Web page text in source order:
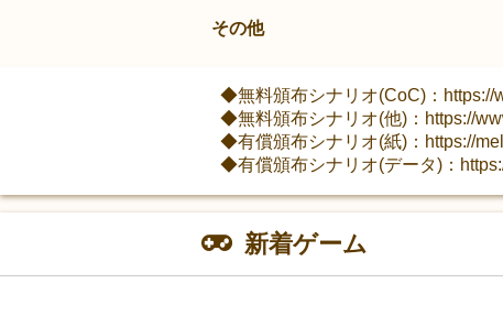
その他
◆無料頒布シナリオ(CoC)：https://
◆無料頒布シナリオ(他)：https://
◆有償頒布シナリオ(紙)：https://
◆有償頒布シナリオ(データ)：
新着ゲーム